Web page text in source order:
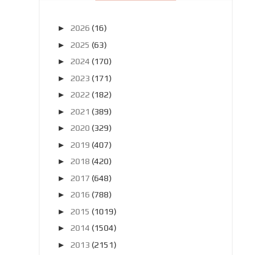
► 2026 (16)
► 2025 (63)
► 2024 (170)
► 2023 (171)
► 2022 (182)
► 2021 (389)
► 2020 (329)
► 2019 (407)
► 2018 (420)
► 2017 (648)
► 2016 (788)
► 2015 (1019)
► 2014 (1504)
► 2013 (2151)